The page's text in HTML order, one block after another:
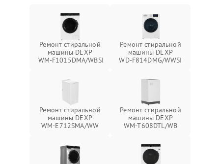
Ремонт стиральной
машины DEXP
WM‑F1015DMA/WBSI
Ремонт стиральной
машины DEXP
WD‑F814DMG/WWSI
Ремонт стиральной
машины DEXP
WM‑E712SMA/WW
Ремонт стиральной
машины DEXP
WM‑T608DTL/WB